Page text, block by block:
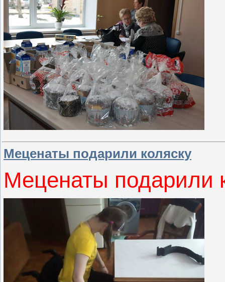
Меценаты подарили коляску
Меценаты подарили